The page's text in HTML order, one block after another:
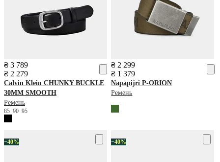
₴ 3 789
₴ 2 279
Calvin Klein CHUNKY BUCKLE
30MM SMOOTH
Ремень
85 90 95
₴ 2 299
₴ 1 379
Napapijri P-ORION
Ремень
−40% −40%